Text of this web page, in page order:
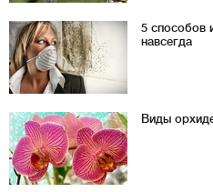
5 способов
навсегда
Виды